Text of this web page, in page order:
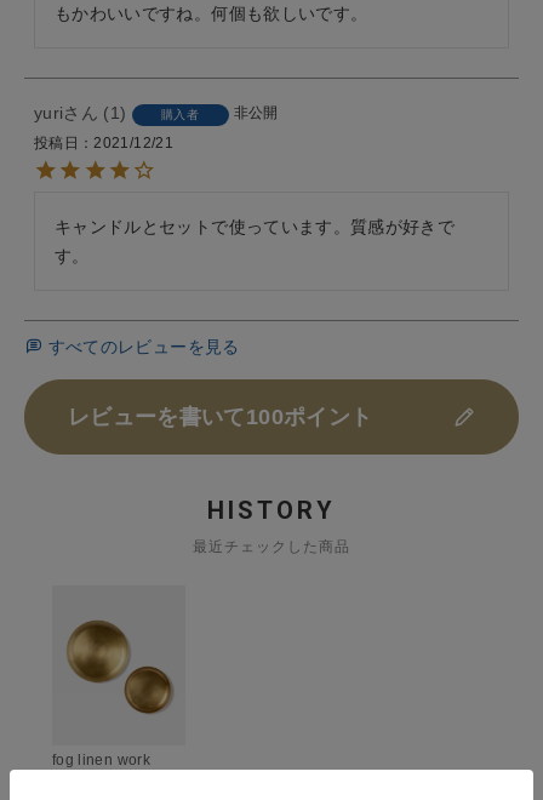
もかわいいですね。何個も欲しいです。
yuri 1 購入者
非公開
投稿日
2021/12/21
キャンドルとセットで使っています。質感が好きで
す。
すべてのレビューを見る
レビューを書いて100ポイント
HISTORY
最近チェックした商品
fog linen work